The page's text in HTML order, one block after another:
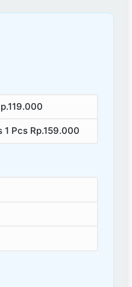
1 Pcs Rp.159.000